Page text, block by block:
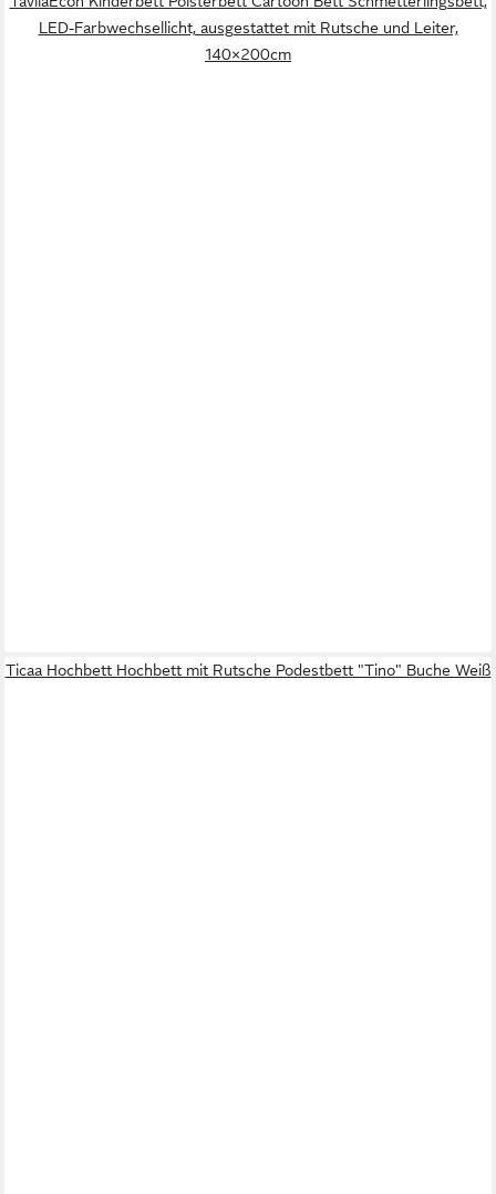
LED-Farbwechsellicht, ausgestattet mit Rutsche und Leiter,
140×200cm
Ticaa Hochbett Hochbett mit Rutsche Podestbett "Tino" Buche Weiß